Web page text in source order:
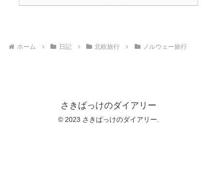
ホーム 日記 北欧旅行 ノルウェー旅行
さきばっけのダイアリー
© 2023 さきばっけのダイアリー.